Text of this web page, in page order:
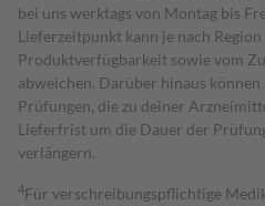
bei uns werktags von Montag bis
Lieferzeitpunkt kann je nach
Produktverfügbarkeit sowie vom
abweichen. Darüber hinaus
Prüfungen, die zu deiner
Lieferfrist um die Dauer der
verlängern.
4Für verschreibungspflichtige